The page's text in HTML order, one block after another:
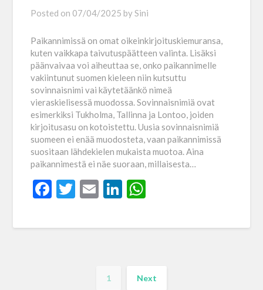
Posted on 07/04/2025 bySini
Paikannimissä on omat oikeinkirjoituskiemuransa,
kuten vaikkapa taivutuspäätteen valinta. Lisäksi
päänvaivaa voi aiheuttaa se, onko paikannimelle
vakiintunut suomen kieleen niin kutsuttu
sovinnaisnimi vai käytetäänkö nimeä
vieraskielisessä muodossa. Sovinnaisnimiä ovat
esimerkiksi Tukholma, Tallinna ja Lontoo, joiden
kirjoitusasu on kotoistettu. Uusia sovinnaisnimiä
suomeen ei enää muodosteta, vaan paikannimissä
suositaan lähdekielen mukaista muotoa. Aina
paikannimestä ei näe suoraan, millaisesta…
Facebook
Twitter
EmailLinkedIn
1 Next